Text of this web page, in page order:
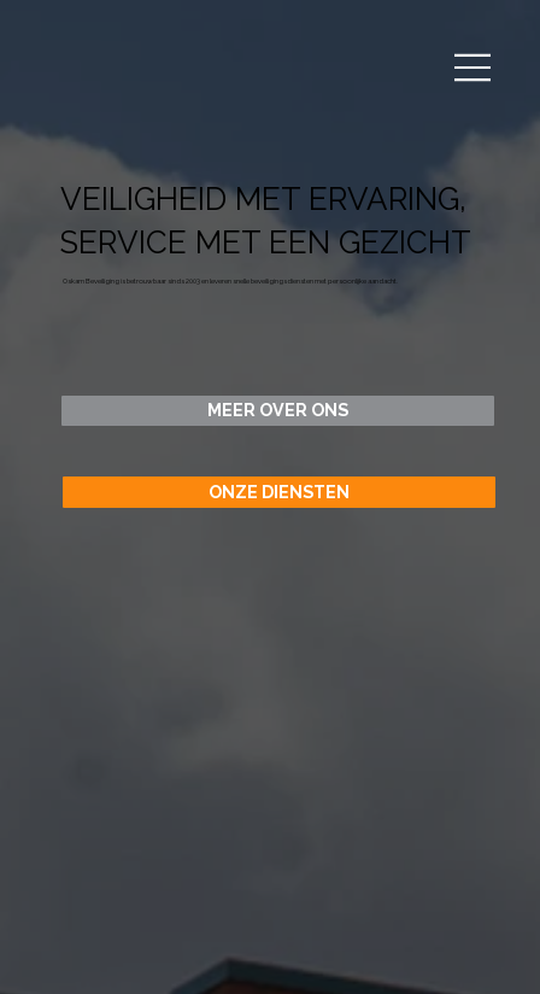
VEILIGHEID MET ERVARING,
SERVICE MET EEN GEZICHT
Oskam Beveiliging is betrouwbaar sinds 2003 en leveren snelle beveiligingsdiensten met persoonlijke aandacht.
ONZE DIENSTEN
MEER OVER ONS